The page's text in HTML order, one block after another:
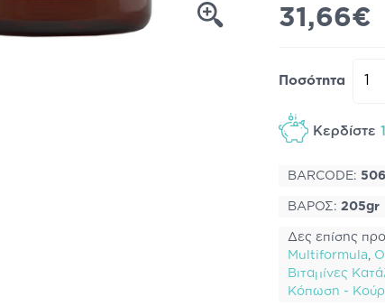
31,66€
Ποσότητα
Κερδίστε
BARCODE:
ΒΑΡΟΣ: 205gr
Δες επίσης
Multiformula
Βιταμίνες
Κόπωση -